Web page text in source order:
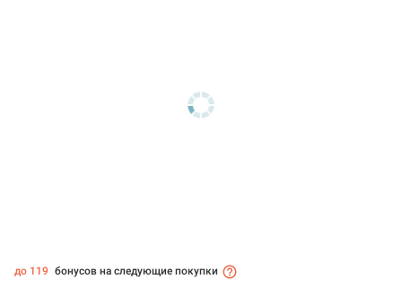
до 119 бонусов на следующие покупки